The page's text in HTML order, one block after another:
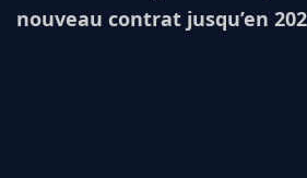
nouveau contrat jusqu’en